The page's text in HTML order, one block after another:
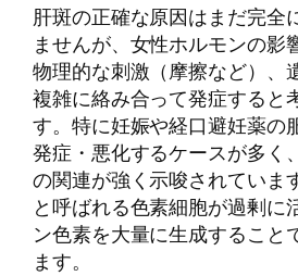
肝斑の正確な原因はまだ完全
ませんが、女性ホルモンの影
物理的な刺激（摩擦など）、
複雑に絡み合って発症すると
す。特に妊娠や経口避妊薬の
発症・悪化するケースが多く
の関連が強く示唆されていま
と呼ばれる色素細胞が過剰に
ン色素を大量に生成すること
ます。